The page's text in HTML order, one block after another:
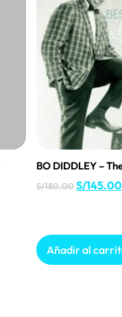
BO DIDDLEY –
S/180.00S/145.00
Añadir al